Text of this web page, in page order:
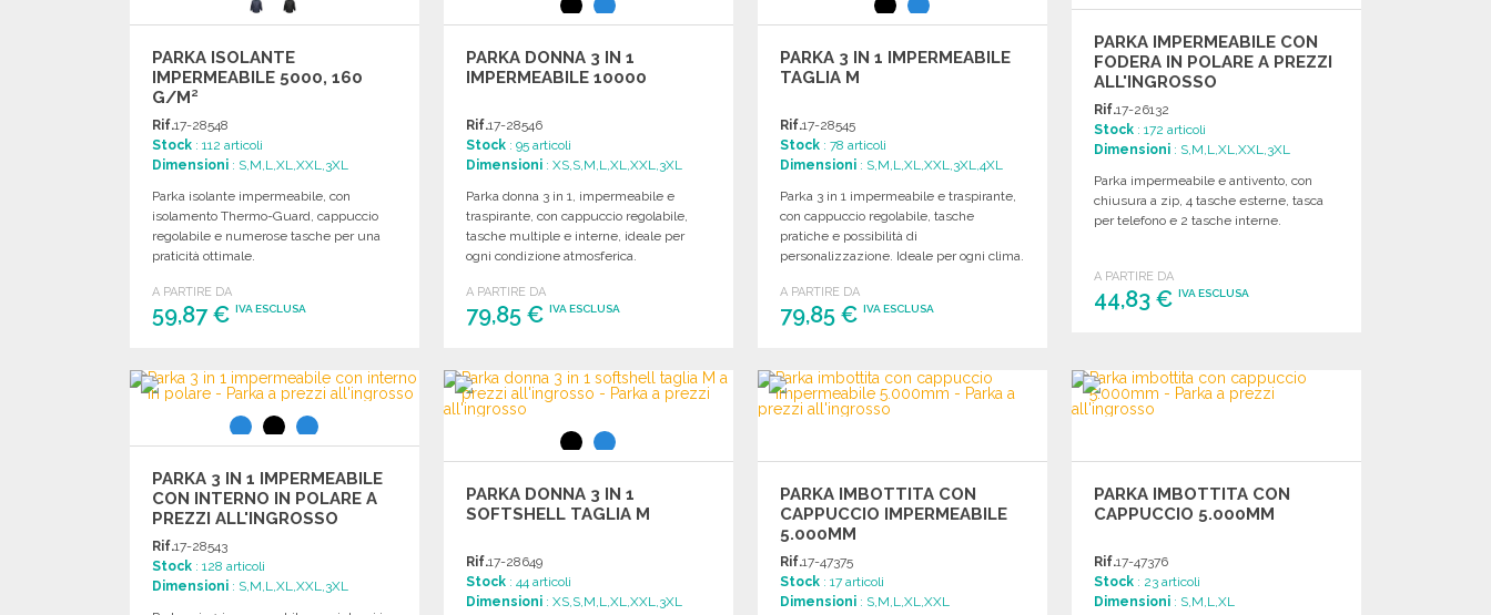
PARKA ISOLANTE
IMPERMEABILE 5000, 160
G/M²
Rif.17-28548
Stock : 112 articoli
Dimensioni : S,M,L,XL,XXL,3XL
Parka isolante impermeabile, con
isolamento Thermo-Guard, cappuccio
regolabile e numerose tasche per una
praticità ottimale.
A PARTIRE DA
59,87 € IVA ESCLUSA
Richiedi un preventivo
PARKA DONNA 3 IN 1
IMPERMEABILE 10000
Rif.17-28546
Stock : 95 articoli
Dimensioni : XS,S,M,L,XL,XXL,3XL
Parka donna 3 in 1, impermeabile e
traspirante, con cappuccio regolabile,
tasche multiple e interne, ideale per
ogni condizione atmosferica.
A PARTIRE DA
79,85 €IVA ESCLUSA
Richiedi un preventivo
PARKA 3 IN 1 IMPERMEABILE
TAGLIA M
Rif.17-28545
Stock : 78 articoli
Dimensioni : S,M,L,XL,XXL,3XL,4XL
Parka 3 in 1 impermeabile e traspirante,
con cappuccio regolabile, tasche
pratiche e possibilità di
personalizzazione. Ideale per ogni clima.
A PARTIRE DA
79,85 €IVA ESCLUSA
Richiedi un preventivo
PARKA IMPERMEABILE CON
FODERA IN POLARE A PREZZI
ALL'INGROSSO
Rif.17-26132
Stock : 172 articoli
Dimensioni : S,M,L,XL,XXL,3XL
Parka impermeabile e antivento, con
chiusura a zip, 4 tasche esterne, tasca
per telefono e 2 tasche interne.
A PARTIRE DA
44,83 €IVA ESCLUSA
Richiedi un preventivo
PARKA 3 IN 1 IMPERMEABILE
CON INTERNO IN POLARE A
PREZZI ALL'INGROSSO
Rif.17-28543
Stock : 128 articoli
Dimensioni : S,M,L,XL,XXL,3XL
PARKA DONNA 3 IN 1
SOFTSHELL TAGLIA M
Rif.17-28649
Stock : 44 articoli
Dimensioni : XS,S,M,L,XL,XXL,3XL
PARKA IMBOTTITA CON
CAPPUCCIO IMPERMEABILE
5.000MM
Rif.17-47375
Stock : 17 articoli
Dimensioni : S,M,L,XL,XXL
PARKA IMBOTTITA CON
CAPPUCCIO 5.000MM
Rif.17-47376
Stock : 23 articoli
Dimensioni : S,M,L,XL